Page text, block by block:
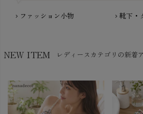
chevron_right ファッション小物 chevron_right 靴下・
NEW ITEM レディースカテゴリの新着